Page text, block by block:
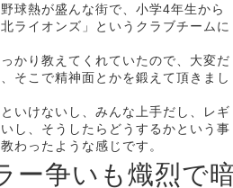
球熱が盛んな街で、小学4年生から
ライオンズ」というクラブチームに
かり教えてくれていたので、大変だ
そこで精神面とかを鍛えて頂きまし
いけないし、みんな上手だし、レギ
し、そうしたらどうするかという事
わったような感じです。
ー争いも熾烈で